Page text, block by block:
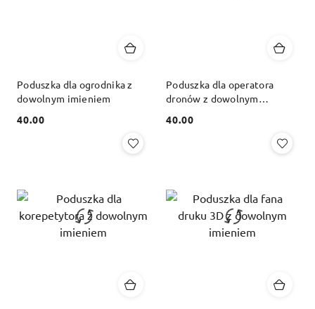
Poduszka dla ogrodnika z
dowolnym imieniem
Cena:
40.00
Poduszka dla operatora
dronów z dowolnym
Cena:
40.00